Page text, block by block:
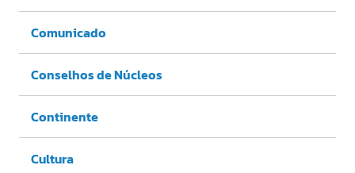
Comunicado
Conselhos de Núcleos
Continente
Cultura